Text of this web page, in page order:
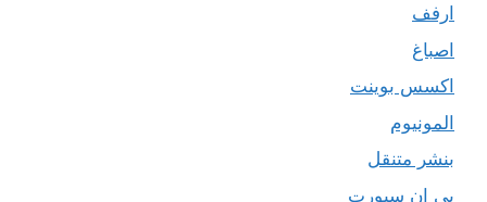
ارفف
اصباغ
اكسس بوينت
المونيوم
بنشر متنقل
بي ان سبورت